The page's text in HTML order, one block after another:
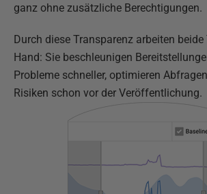
ganz ohne zusätzliche Berechtigungen.
Durch diese Transparenz arbeiten
Hand: Sie beschleunigen
Probleme schneller, optimieren
Risiken schon vor der Veröffentlichung.